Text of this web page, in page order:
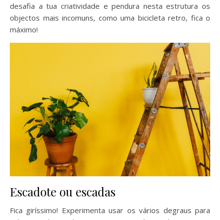
desafia a tua criatividade e pendura nesta estrutura os
objectos mais incomuns, como uma bicicleta retro, fica o
máximo!
Escadote ou escadas
Fica giríssimo! Experimenta usar os vários degraus para